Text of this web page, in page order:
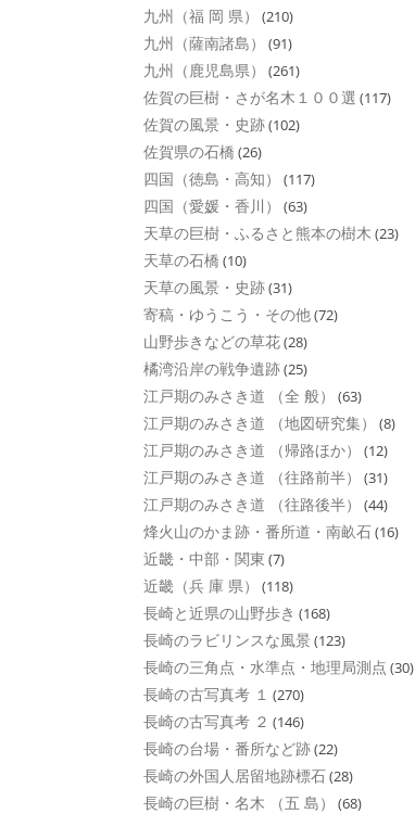
九州（福 岡 県） (210)
九州（薩南諸島） (91)
九州（鹿児島県） (261)
佐賀の巨樹・さが名木１００選 (117)
佐賀の風景・史跡(102)
佐賀県の石橋 (26)
四国（徳島・高知） (117)
四国（愛媛・香川） (63)
天草の巨樹・ふるさと熊本の樹木 (23)
天草の石橋 (10)
天草の風景・史跡(31)
寄稿・ゆうこう・その他(72)
山野歩きなどの草花(28)
橘湾沿岸の戦争遺跡(25)
江戸期のみさき道 （全 般） (63)
江戸期のみさき道 （地図研究集） (8)
江戸期のみさき道 （帰路ほか） (12)
江戸期のみさき道 （往路前半） (31)
江戸期のみさき道 （往路後半） (44)
烽火山のかま跡・番所道・南畝石(16)
近畿・中部・関東 (7)
近畿（兵 庫 県） (118)
長崎と近県の山野歩き (168)
長崎のラビリンスな風景 (123)
長崎の三角点・水準点・地理局測点 (30)
長崎の古写真考 １ (270)
長崎の古写真考 ２ (146)
長崎の台場・番所など跡(22)
長崎の外国人居留地跡標石(28)
長崎の巨樹・名木 （五 島） (68)